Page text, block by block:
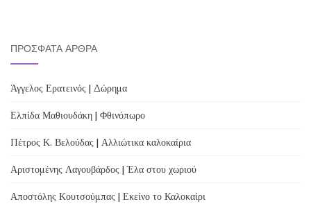
ΠΡΌΣΦΑΤΑ ΆΡΘΡΑ
Άγγελος Ερατεινός | Δώρημα
Ελπίδα Μαθιουδάκη | Φθινόπωρο
Πέτρος Κ. Βελούδας | Αλλιώτικα καλοκαίρια
Αριστομένης Λαγουβάρδος | Έλα στου χωριού
Αποστόλης Κουτσούμπας | Εκείνο το Καλοκαίρι